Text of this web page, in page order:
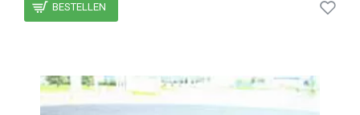
BESTELLEN